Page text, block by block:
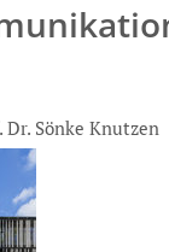
Dr. Sönke Knutzen